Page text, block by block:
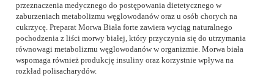
przeznaczenia medycznego do postępowania dietetycznego w
zaburzeniach metabolizmu węglowodanów oraz u osób chorych na
cukrzycę. Preparat Morwa Biała forte zawiera wyciąg naturalnego
pochodzenia z liści morwy białej, który przyczynia się do utrzymania
równowagi metabolizmu węglowodanów w organizmie. Morwa biała
wspomaga również produkcję insuliny oraz korzystnie wpływa na
rozkład polisacharydów.